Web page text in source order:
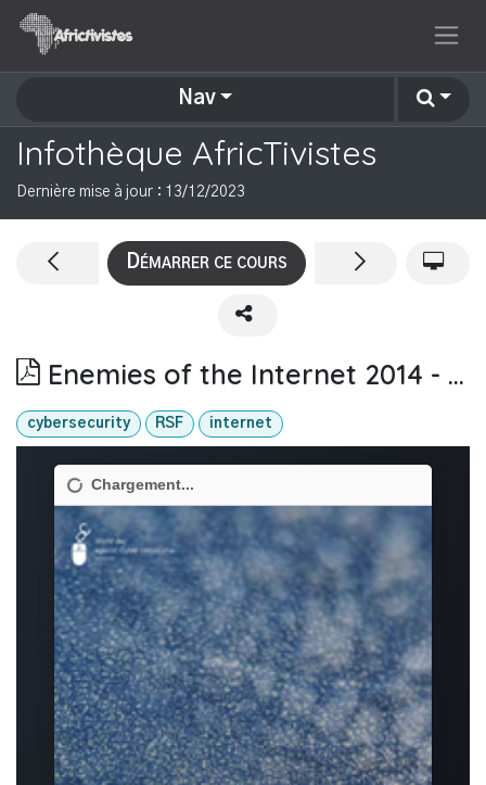
Se rendre au contenu
Nav
Infothèque AfricTivistes
Dernière mise à jour : 13/12/2023
Enemies of the Internet 2014 - RSF
Démarrer ce cours
cybersecurity RSF internet